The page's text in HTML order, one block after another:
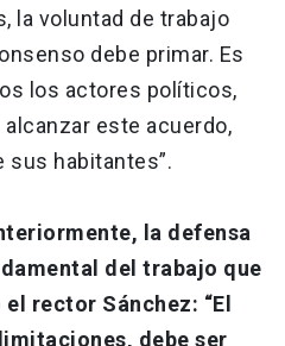
la voluntad de trabajo
debe primar. Es
los actores políticos,
este acuerdo,
sus habitantes”.
la defensa
del trabajo que
rector Sánchez: “El
debe ser